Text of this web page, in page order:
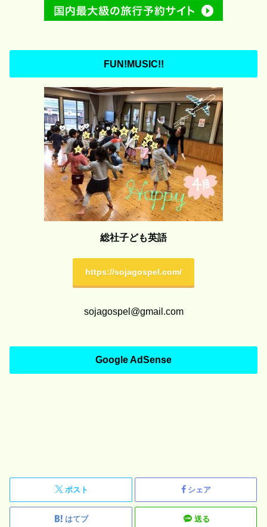
FUN!MUSIC!!
総社子ども英語
https://sojagospel.com/
sojagospel@gmail.com
Google AdSense
ポスト シェア
はてブ 送る